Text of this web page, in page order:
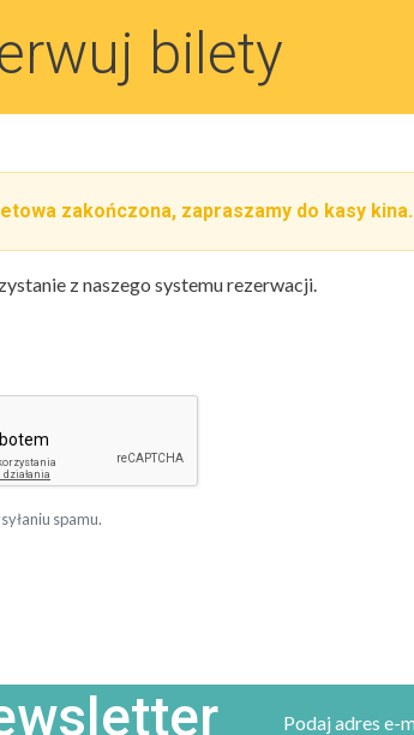
bilety
zakończona, zapraszamy do kasy kina.
z naszego systemu rezerwacji.
spamu.